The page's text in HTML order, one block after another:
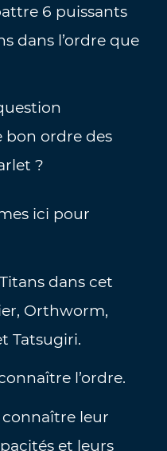
6 puissants
dans l’ordre que
bon ordre des
?
ici pour
dans cet
Orthworm,
Tatsugiri.
l’ordre.
connaître leur
et leurs